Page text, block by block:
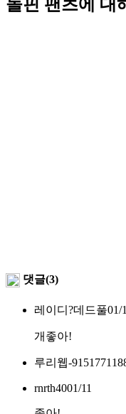
돌핀 팬츠에 대
댓글(3)
레이디?데드풀01/
개좋아!
루리웹-
rnrth4001/11